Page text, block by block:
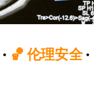
· 🏀 伦理安全 ·